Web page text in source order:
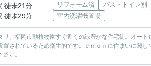
徒歩21分
徒歩29分
リフォーム済
バス・トイレ別
室内洗濯機置場
。福岡市動植物園すぐ近くの緑豊かな住宅街。オート
されているため衛生的です。ｅｍｏｎに住まいに関し
い。